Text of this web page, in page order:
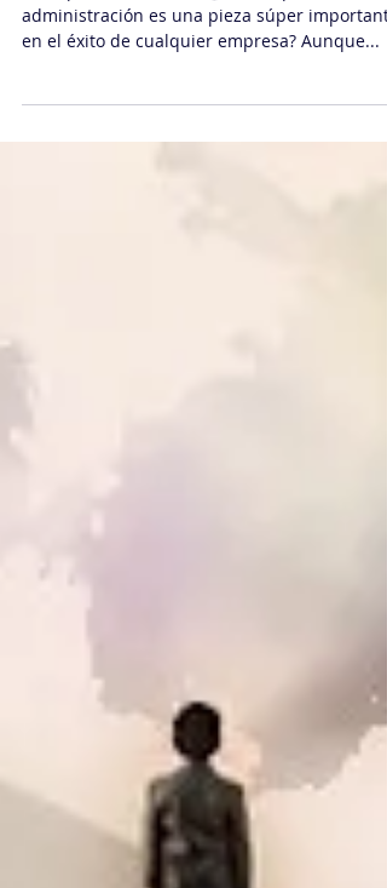
El área de administración no
es el malo de la película
Si no perteneces a ella ¿Sabías que el área de
en el éxito de cualquier empresa? Aunque...